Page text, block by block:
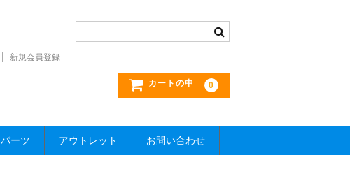
新規会員登録
カートの中 0
パーツ アウトレット お問い合わせ